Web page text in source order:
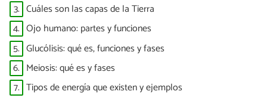
3. Cuáles son las capas de la Tierra
4. Ojo humano: partes y funciones
5. Glucólisis: qué es, funciones y fases
6. Meiosis: qué es y fases
7. Tipos de energía que existen y ejemplos